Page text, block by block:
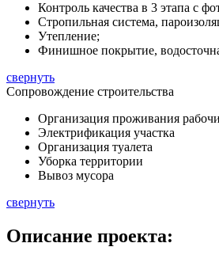
Контроль качества в 3 этапа с
Стропильная система,
Утепление;
Финишное покрытие,
свернуть
Сопровождение строительства
Организация проживания
Электрификация участка
Организация туалета
Уборка территории
Вывоз мусора
свернуть
Описание проекта: